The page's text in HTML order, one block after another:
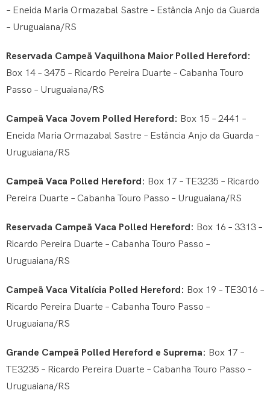
– Eneida Maria Ormazabal Sastre – Estância Anjo da Guarda
– Uruguaiana/RS
Reservada Campeã Vaquilhona Maior Polled Hereford:
Box 14 – 3475 – Ricardo Pereira Duarte – Cabanha Touro
Passo – Uruguaiana/RS
Campeã Vaca Jovem Polled Hereford: Box 15 – 2441 –
Eneida Maria Ormazabal Sastre – Estância Anjo da Guarda –
Uruguaiana/RS
Campeã Vaca Polled Hereford: Box 17 – TE3235 – Ricardo
Pereira Duarte – Cabanha Touro Passo – Uruguaiana/RS
Reservada Campeã Vaca Polled Hereford: Box 16 – 3313 –
Ricardo Pereira Duarte – Cabanha Touro Passo –
Uruguaiana/RS
Campeã Vaca Vitalícia Polled Hereford: Box 19 – TE3016 –
Ricardo Pereira Duarte – Cabanha Touro Passo –
Uruguaiana/RS
Grande Campeã Polled Hereford e Suprema: Box 17 –
TE3235 – Ricardo Pereira Duarte – Cabanha Touro Passo –
Uruguaiana/RS